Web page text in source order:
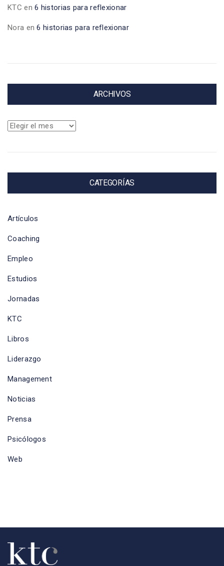
KTC en6 historias para reflexionar
Nora en6 historias para reflexionar
ARCHIVOS
Archivos
CATEGORÍAS
Artículos
Coaching
Empleo
Estudios
Jornadas
KTC
Libros
Liderazgo
Management
Noticias
Prensa
Psicólogos
Web